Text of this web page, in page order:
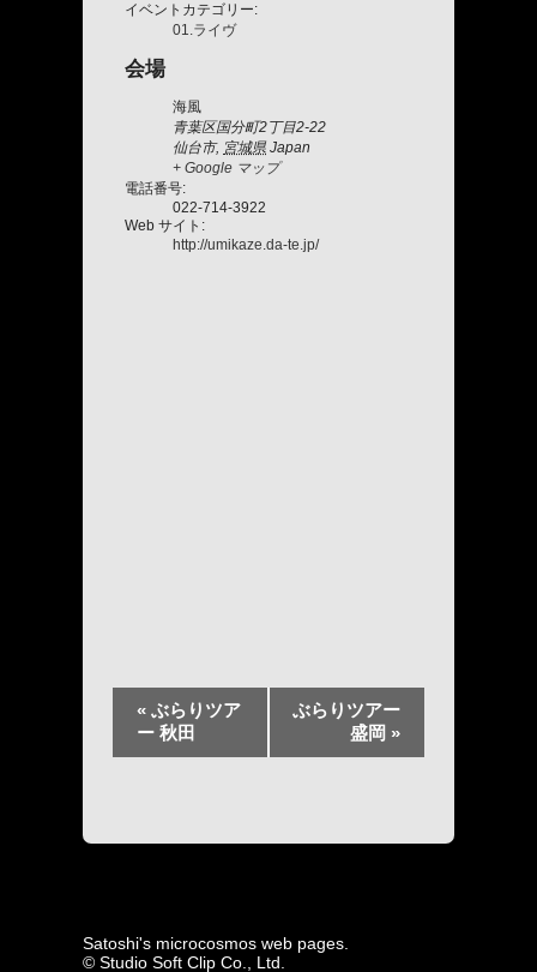
イベントカテゴリー:
01.ライヴ
会場
海風
青葉区国分町2丁目2-22
仙台市, 宮城県 Japan
+ Google マップ
電話番号:
022-714-3922
Web サイト:
http://umikaze.da-te.jp/
« ぶらりツア
ー 秋田
ぶらりツアー
盛岡 »
Satoshi's microcosmos web pages.
© Studio Soft Clip Co., Ltd.